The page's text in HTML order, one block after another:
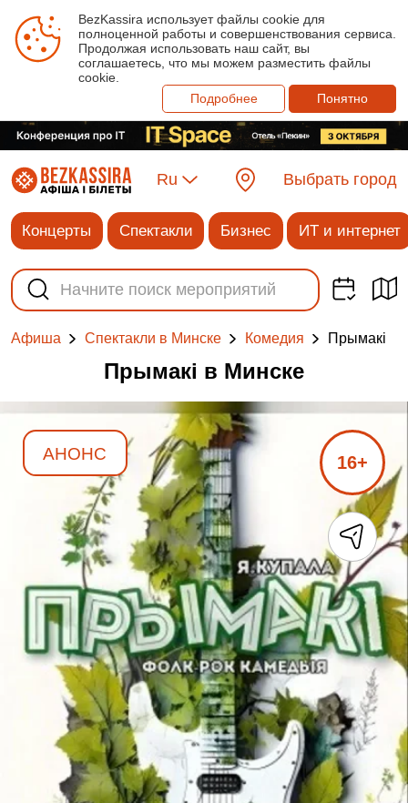
BezKassira использует файлы cookie для
полноценной работы и совершенствования сервиса.
Продолжая использовать наш сайт, вы
соглашаетесь, что мы можем разместить файлы
cookie.
Подробнее
Понятно
Ru Выбрать город
Концерты Спектакли Бизнес ИТ и интернет
Афиша Спектакли в Минске Комедия Прымакi
Прымакi в Минске
АНОНС 16+